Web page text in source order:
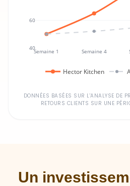
Semaine 1 Semaine 4
40
60
Hector Kitchen
DONNÉES BASÉES SUR L'ANALYSE DE
RETOURS CLIENTS SUR UNE
Un